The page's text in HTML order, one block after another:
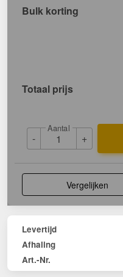
Bulk korting
Totaal prijs
-
Aantal
+
Vergelijken
Levertijd
Afhaling
Art.-Nr.